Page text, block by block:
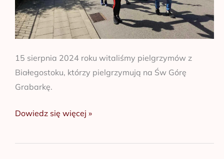
15 sierpnia 2024 roku witaliśmy pielgrzymów z
Białegostoku, którzy pielgrzymują na Św Górę
Grabarkę.
Dowiedz się więcej »